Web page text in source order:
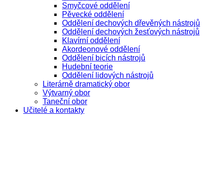
Smyčcové oddělení
Pěvecké oddělení
Oddělení dechových dřevěných nástrojů
Oddělení dechových žesťových nástrojů
Klavírní oddělení
Akordeonové oddělení
Oddělení bicích nástrojů
Hudební teorie
Oddělení lidových nástrojů
Literárně dramatický obor
Výtvarný obor
Taneční obor
Učitelé a kontakty